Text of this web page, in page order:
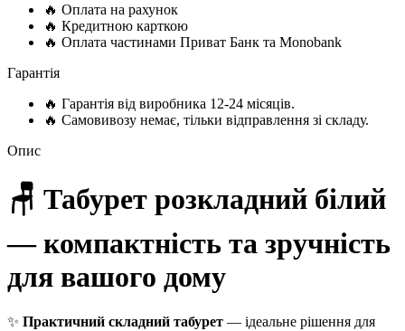
🔥 Оплата на рахунок
🔥 Кредитною карткою
🔥 Оплата частинами Приват Банк та Monobank
Гарантія
🔥 Гарантія від виробника 12-24 місяців.
🔥 Самовивозу немає, тільки відправлення зі складу.
Опис
🪑 Табурет розкладний білий
— компактність та зручність
для вашого дому
✨ Практичний складний табурет — ідеальне рішення для